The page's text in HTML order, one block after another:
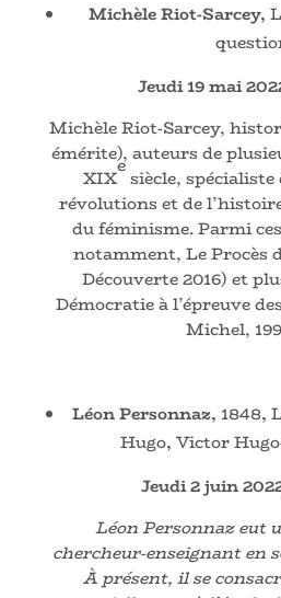
Michèle Riot-Sarcey,
Jeudi 19 mai
Michèle Riot-Sarcey,
émérite), auteurs de
XIX
e
siècle, spécialiste
révolutions et de
du féminisme. Parmi
notamment, Le Procès
Découverte 2016) et
Démocratie à l’épreuve
Michel,
Léon Personnaz, 1848,
Hugo,Victor
Jeudi 2 juin
Léon Personnaz eut
chercheur-enseignant en
À présent, il se